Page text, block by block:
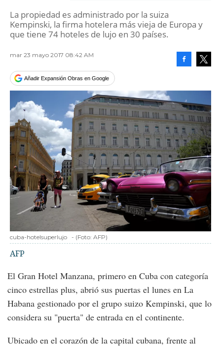
La propiedad es administrado por la suiza
Kempinski, la firma hotelera más vieja de Europa y
que tiene 74 hoteles de lujo en 30 países.
mar 23 mayo 2017 08:42 AM
Añadir Expansión Obras en Google
cuba-hotelsuperlujo - (Foto: AFP)
AFP
El Gran Hotel Manzana, primero en Cuba con categoría
cinco estrellas plus, abrió sus puertas el lunes en La
Habana gestionado por el grupo suizo Kempinski, que lo
considera su "puerta" de entrada en el continente.
Ubicado en el corazón de la capital cubana, frente al